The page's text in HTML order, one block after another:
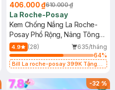
406.000 ₫610.000 ₫
La Roche-Posay
Kem Chống Nắng La Roche-
Posay Phổ Rộng, Nâng Tông
Kiềm Dầu 50ml
4.9 (28)
635/tháng
64%
Bill La roche-posay 399K Tặng
(SL có hạn)
-32%